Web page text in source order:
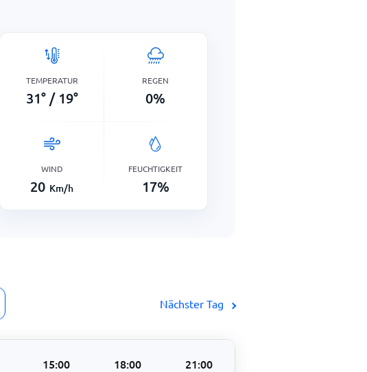
TEMPERATUR
31° / 19°
REGEN
0%
WIND
20 Km/h
FEUCHTIGKEIT
17%
Nächster Tag
15:00 18:00 21:00